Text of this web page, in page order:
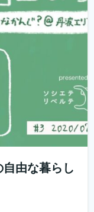
自由な暮らし
ニないし仕事も無
波地域は「都会に
...続きを読む